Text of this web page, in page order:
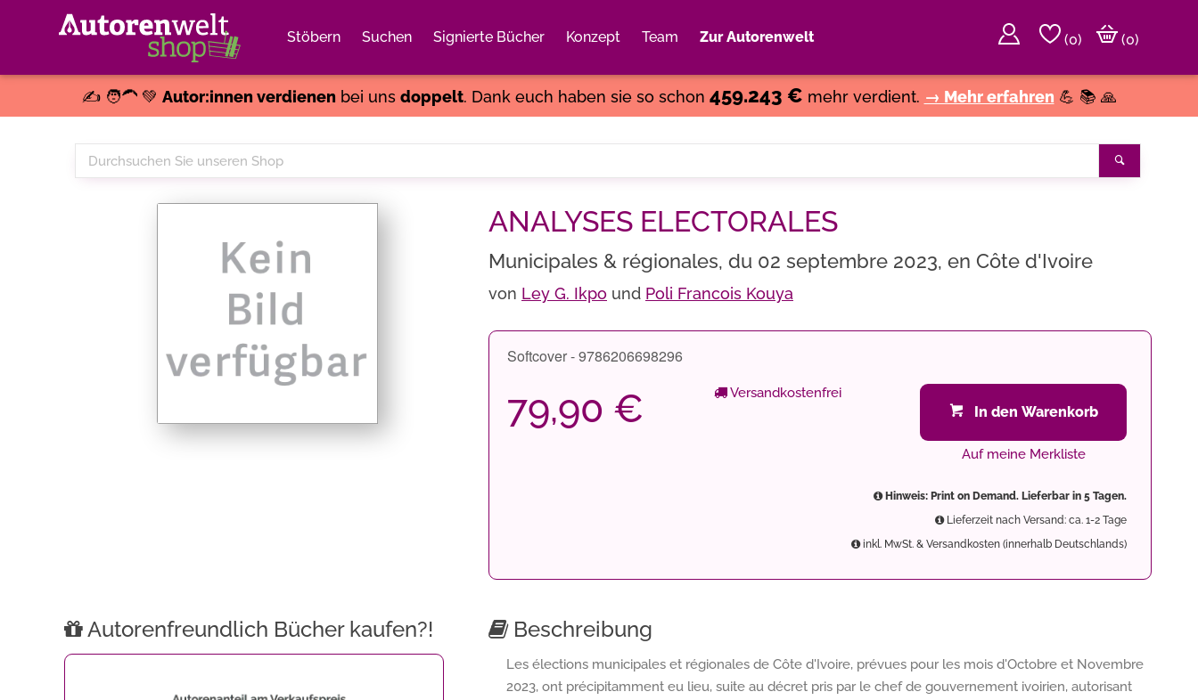
Stöbern Suchen Signierte Bücher Konzept Team Zur Autorenwelt (0)
(0)
✍️ 🧑‍🦱 💚 Autor:innen verdienenbei uns doppelt. Dank euch haben sie so schon 459.243 € mehr verdient. → Mehr erfahren 💪 📚 🙏
Durchsuchen
Sie
ANALYSES ELECTORALES
Municipales & régionales, du 02 septembre 2023, en Côte d'Ivoire
von Ley G. Ikpo und Poli Francois Kouya
Softcover - 9786206698296
79,90 € Versandkostenfrei
In den Warenkorb
Auf meine Merkliste
Hinweis: Print on Demand. Lieferbar in 5 Tagen.
Lieferzeit nach Versand: ca. 1-2 Tage
inkl. MwSt. & Versandkosten (innerhalb Deutschlands)
Autorenfreundlich Bücher kaufen?! Beschreibung
Les élections municipales et régionales de Côte d'Ivoire, prévues pour les mois d'Octobre et Novembre
2023, ont précipitamment eu lieu, suite au décret pris par le chef de gouvernement ivoirien, autorisant